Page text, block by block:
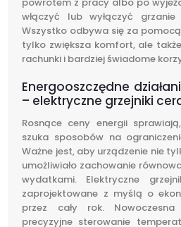
włączyć lub wyłączyć
Wszystko odbywa się za
tylko zwiększa komfort, ale
rachunki i bardziej świadome
Energooszczędne
– elektryczne grzejniki
Rosnące ceny energii
szuka sposobów na
Ważne jest, aby urządzenie nie
umożliwiało zachowanie
wydatkami. Elektryczne
zaprojektowane z myślą o
przez cały rok. Nowoczesna
precyzyjne sterowanie